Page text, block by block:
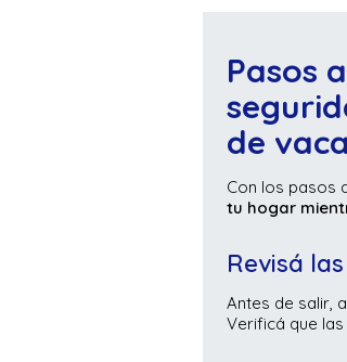
Pasos
de
Con los pasos
tu hogar
Revisá
Antes de salir,
Verificá que